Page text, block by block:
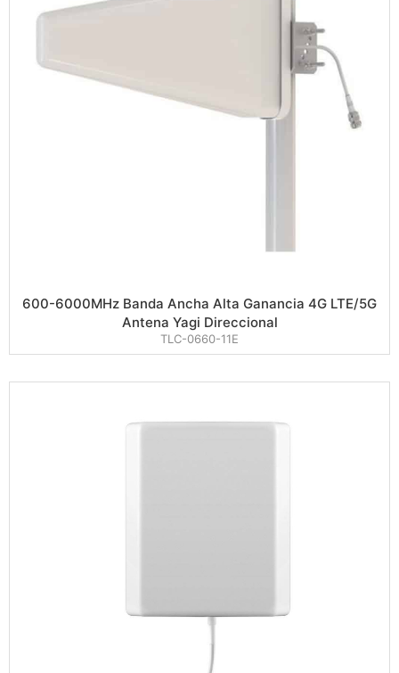
600-6000MHz Banda Ancha Alta Ganancia 4G LTE/5G
Antena Yagi Direccional
TLC-0660-11E